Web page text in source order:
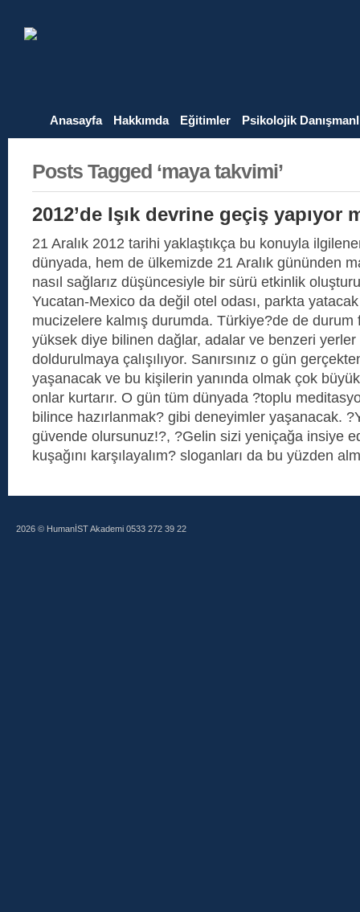
Anasayfa Hakkımda Eğitimler Psikolojik
Posts Tagged ‘maya takvimi’
2012’de Işık devrine geçiş yapıyor
21 Aralık 2012 tarihi yaklaştıkça bu konuyla
dünyada, hem de ülkemizde 21 Aralık gününden
nasıl sağlarız düşüncesiyle bir sürü etkinlik
Yucatan-Mexico da değil otel odası, parkta
mucizelere kalmış durumda. Türkiye?de de durum
yüksek diye bilinen dağlar, adalar ve benzeri
doldurulmaya çalışılıyor. Sanırsınız o gün
yaşanacak ve bu kişilerin yanında olmak çok
onlar kurtarır. O gün tüm dünyada ?toplu
bilince hazırlanmak? gibi deneyimler yaşanacak.
güvende olursunuz!?, ?Gelin sizi yeniçağa insiye
kuşağını karşılayalım? sloganları da bu yüzden
2026 © HumanİST Akademi 0533 272 39 22